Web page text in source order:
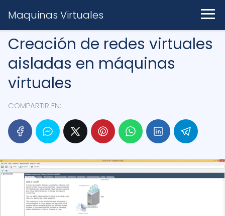
Maquinas Virtuales
Creación de redes virtuales
aisladas en máquinas
virtuales
COMPARTIR EN: